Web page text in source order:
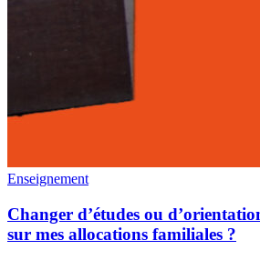
Enseignement
Changer d’études ou
sur mes allocations familiales ?